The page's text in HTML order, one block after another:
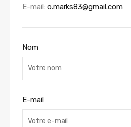
E-mail: o.marks83@gmail.com
Nom
E-mail